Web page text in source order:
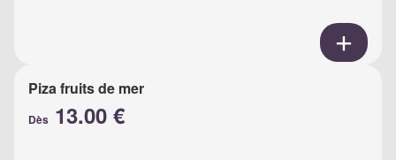
Piza fruits de mer
Dès 13.00 €